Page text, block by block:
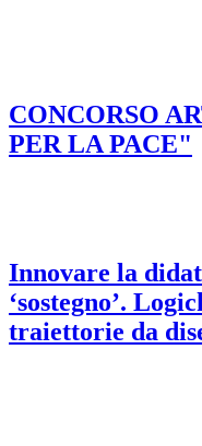
CONCORSO
PER LA PACE"
Innovare la
‘sostegno’.
traiettorie da